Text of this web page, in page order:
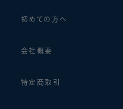
初めての方へ
会社概要
特定商取引